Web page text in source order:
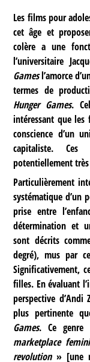
Les films pour
cet âge et
colère a une
l’universitaire
Gamesl’amorce
termes de
Hunger Games.
intéressant que
conscience d’un
capitaliste.
potentiellement
Particulièrement
systématique d’un
prise entre
détermination et
sont décrits
degré), mus par
Significativement,
filles. En évaluant
perspective d’Andi
plus pertinente
Games. Ce genre
marketplace
revolution» [une